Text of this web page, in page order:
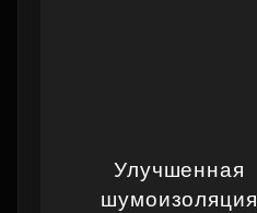
Улучшенная
шумоизоляция